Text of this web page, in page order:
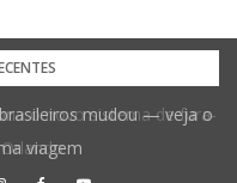
o novo sistema de fura-
mudou — veja o
viagem